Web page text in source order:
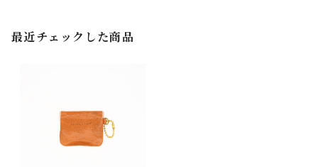
最近チェックした商品